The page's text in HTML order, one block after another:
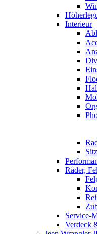
Interieur
Räder,
Service-
Verdeck